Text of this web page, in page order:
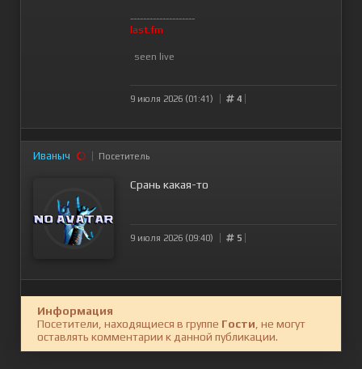
--------------------
last.fm
seen live
9 июля 2026 (01:41) 4
Иваныч Посетитель
Срань какая-то
9 июля 2026 (09:40) 5
Информация
Посетители, находящиеся в группе Гости , не могут
оставлять комментарии к данной публикации.